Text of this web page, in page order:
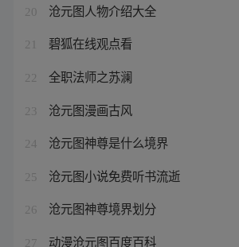
20 沧元图人物介绍大全
21 碧狐在线观点看
22 全职法师之苏澜
23 沧元图漫画古风
24 沧元图神尊是什么境界
25 沧元图小说免费听书流逝
26 沧元图神尊境界划分
27 动漫沧元图百度百科